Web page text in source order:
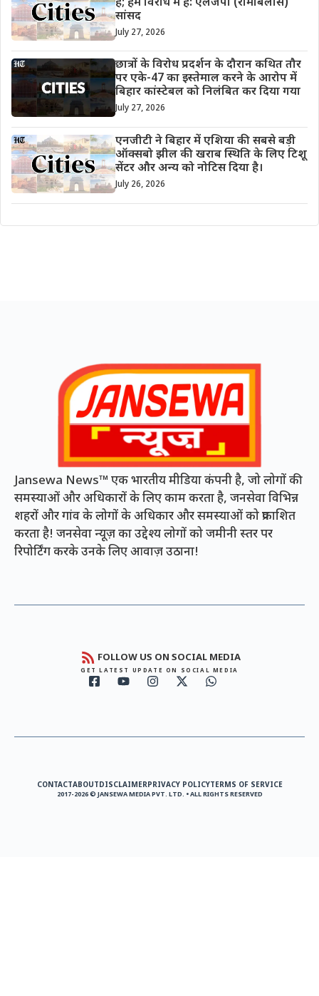
सांसद
July 27, 2026
छात्रों के विरोध प्रदर्शन के दौरान कथित तौर
पर एके-47 का इस्तेमाल करने के आरोप में
बिहार कांस्टेबल को निलंबित कर दिया गया
July 27, 2026
एनजीटी ने बिहार में एशिया की सबसे बड़ी
ऑक्सबो झील की खराब स्थिति के लिए टिशू
सेंटर और अन्य को नोटिस दिया है।
July 26, 2026
Jansewa News™ एक भारतीय मीडिया कंपनी है, जो लोगों की
समस्याओं और अधिकारों के लिए काम करता है, जनसेवा विभिन्न
शहरों और गांव के लोगों के अधिकार और समस्याओं को प्रकाशित
करता है! जनसेवा न्यूज़ का उद्देश्य लोगों को जमीनी स्तर पर
रिपोर्टिंग करके उनके लिए आवाज़ उठाना!
FOLLOW US ON SOCIAL MEDIA
GET LATEST UPDATE ON SOCIAL MEDIA
CONTACTABOUTDISCLAIMERPRIVACY POLICYTERMS OF SERVICE
2017-2026 © JANSEWA MEDIA PVT. LTD. • ALL RIGHTS RESERVED